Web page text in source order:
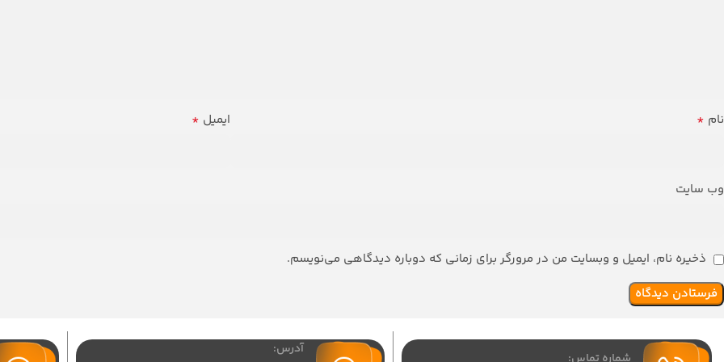
نام * ایمیل *
وب‌ سایت
ذخیره نام، ایمیل و وبسایت من در مرورگر برای زمانی که دوباره دیدگاهی می‌نویسم.
آدرس: